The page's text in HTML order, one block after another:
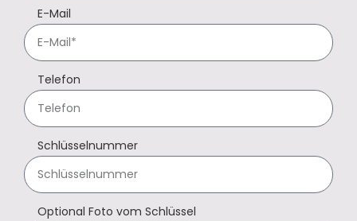
E-Mail
Telefon
Schlüsselnummer
Optional Foto vom Schlüssel